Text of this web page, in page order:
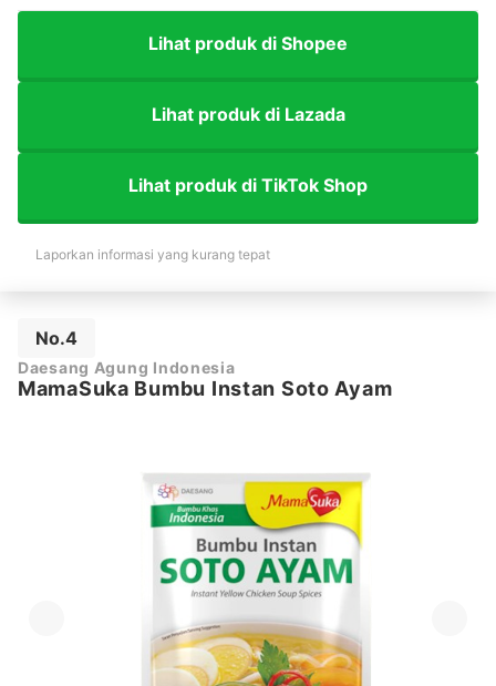
Lihat produk di Shopee
Lihat produk di Lazada
Lihat produk di TikTok Shop
Laporkan informasi yang kurang tepat
No.4
Daesang Agung Indonesia
MamaSuka Bumbu Instan Soto Ayam